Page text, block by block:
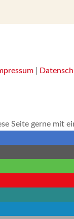
|
Seite gerne mit